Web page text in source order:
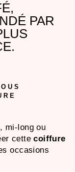
PAR
mi-long ou
cettecoiffure
occasions